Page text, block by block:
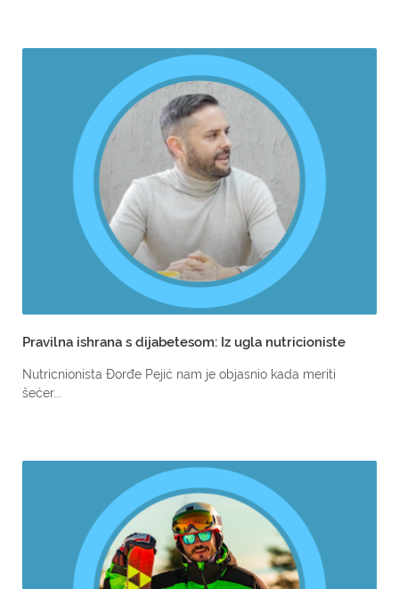
Pravilna ishrana s dijabetesom: Iz ugla nutricioniste
Nutricnionista Đorđe Pejić nam je objasnio kada meriti
šećer...